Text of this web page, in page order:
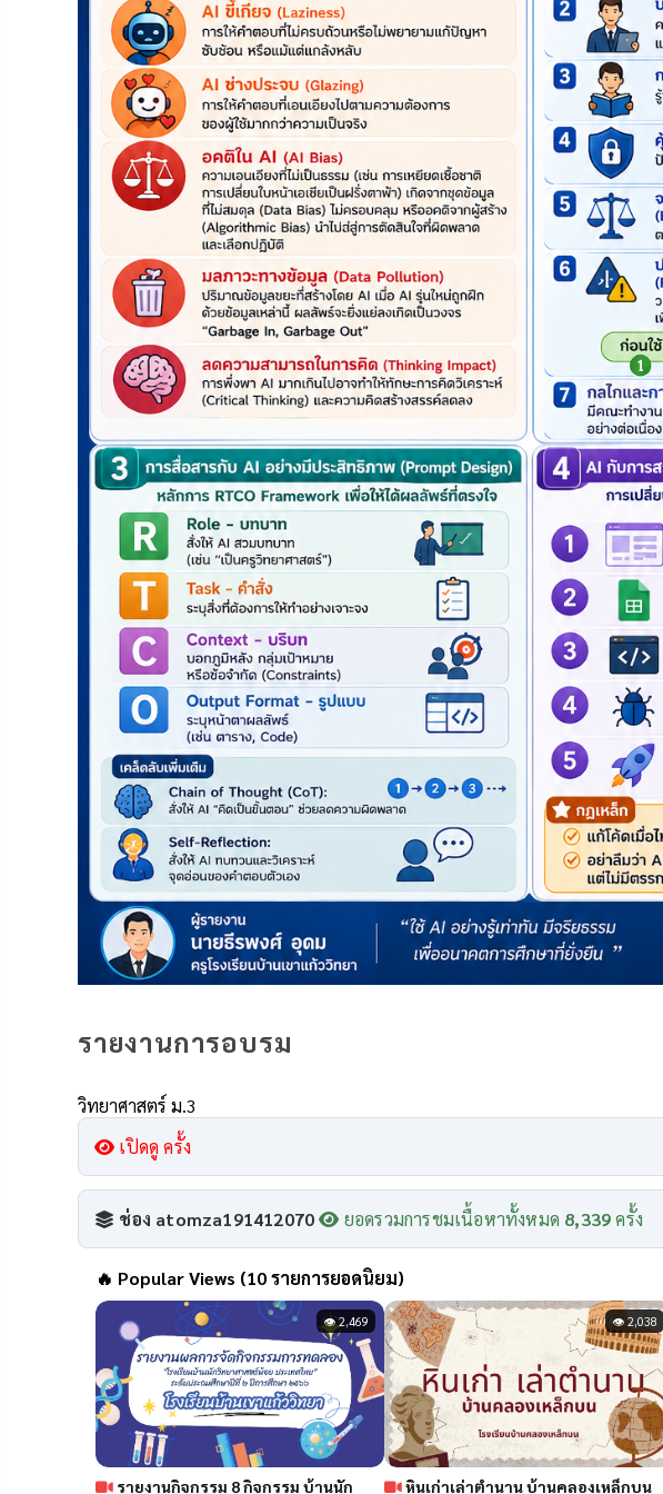
รายงานการอบรม
วิทยาศาสตร์ ม.3
เปิดดู ครั้ง
ช่อง atomza191412070 ยอดรวมการชมเนื้อหาทั้งหมด 8,339ครั้ง
🔥 Popular Views (10 รายการยอดนิยม)
👁 2,469
รายงานกิจกรรม 8 กิจกรรม บ้านนัก
👁 2,038
หินเก่าเล่าตำนาน บ้านคลองเหล็กบน